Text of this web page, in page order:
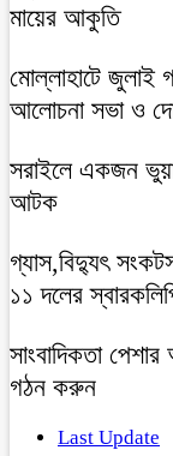
মায়ের আকুতি
মোল্লাহাটে জুলাই
আলোচনা সভা ও
সরাইলে একজন
আটক
গ্যাস,বিদ্যুৎ
১১ দলের
সাংবাদিকতা
গঠন করুন
Last Update